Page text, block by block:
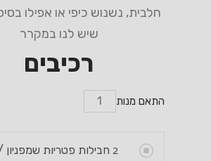
חלבית, נשנוש כיפי או אפילו
שיש לנו במקרר
רכיבים
התאם מנות
2 חבילות פטריות שמפניון